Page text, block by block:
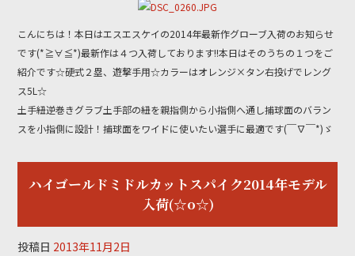
b
o
o
k
こんにちは！本日はエスエスケイの2014年最新作グローブ入荷のお知らせ
です(*≧∀≦*)最新作は４つ入荷しております!!本日はそのうちの１つをご
紹介です☆硬式２塁、遊撃手用☆カラーはオレンジ×タン右投げでレング
ス5L☆
土手紐逆巻きグラブ土手部の紐を親指側から小指側へ通し捕球面のバラン
スを小指側に設計！捕球面をワイドに使いたい選手に最適です(￣∇￣*)ゞ
ハイゴールドミドルカットスパイク2014年モデル
入荷(☆o☆)
投稿日 2013年11月2日